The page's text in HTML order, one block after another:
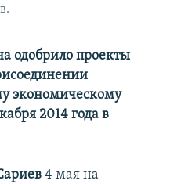
одобрило проекты
экономическому
2014 года в
4 мая на